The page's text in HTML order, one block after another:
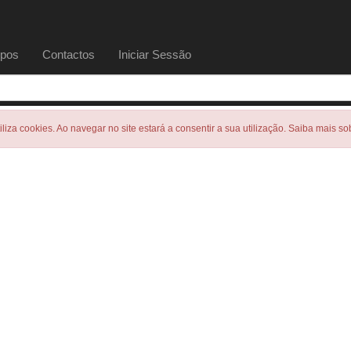
Contactos Iniciar Sessão
cookies. Ao navegar no site estará a consentir a sua utilização. Saiba mais